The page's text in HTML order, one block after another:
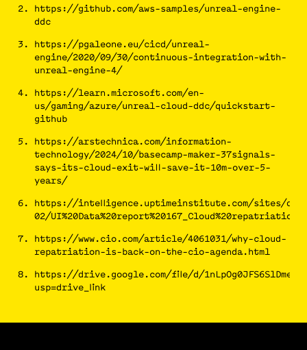
https://github.com/aws-samples/unreal-engine-
ddc
https://pgaleone.eu/cicd/unreal-
engine/2020/09/30/continuous-integration-with-
unreal-engine-4/
https://learn.microsoft.com/en-
us/gaming/azure/unreal-cloud-ddc/quickstart-
github
https://arstechnica.com/information-
technology/2024/10/basecamp-maker-37signals-
says-its-cloud-exit-will-save-it-10m-over-5-
years/
https://intelligence.uptimeinstitute.com/sites/
02/
https://www.cio.com/article/4061031/why-cloud-
repatriation-is-back-on-the-cio-agenda.html
https://drive.google.com/file/d/
usp=drive_link